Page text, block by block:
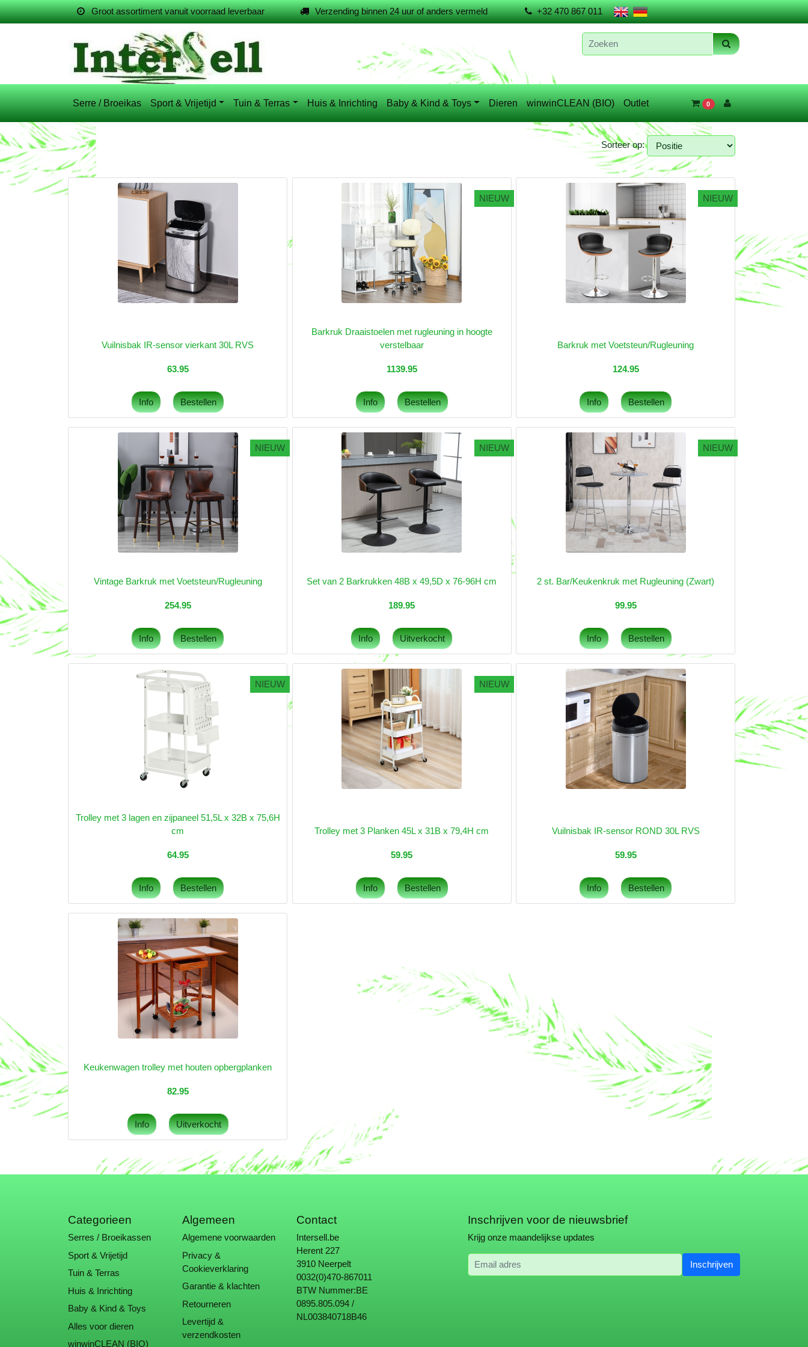
Groot assortiment vanuit voorraad leverbaar Verzending binnen 24 uur of anders vermeld +32 470 867 011
Serre / Broeikas Sport & Vrijetijd Tuin & Terras Huis & Inrichting Baby & Kind & Toys Dieren winwinCLEAN (BIO) Outlet 0
Sorteer op:
Vuilnisbak IR-sensor vierkant 30L RVS
63.95
NIEUW
Barkruk Draaistoelen met rugleuning in hoogte
verstelbaar
1139.95
NIEUW
Barkruk met Voetsteun/Rugleuning
124.95
NIEUW
Vintage Barkruk met Voetsteun/Rugleuning
254.95
NIEUW
Set van 2 Barkrukken 48B x 49,5D x 76-96H cm
189.95
NIEUW
2 st. Bar/Keukenkruk met Rugleuning (Zwart)
99.95
NIEUW
Trolley met 3 lagen en zijpaneel 51,5L x 32B x 75,6H
cm
64.95
NIEUW
Trolley met 3 Planken 45L x 31B x 79,4H cm
59.95
Vuilnisbak IR-sensor ROND 30L RVS
59.95
Keukenwagen trolley met houten opbergplanken
82.95
Categorieen
Serres / Broeikassen
Sport & Vrijetijd
Tuin & Terras
Huis & Inrichting
Baby & Kind & Toys
Alles voor dieren
winwinCLEAN (BIO)
Algemeen
Algemene voorwaarden
Privacy &
Cookieverklaring
Garantie & klachten
Retourneren
Levertijd &
verzendkosten
Contact
Intersell.be
Herent 227
3910 Neerpelt
0032(0)470-867011
BTW Nummer:BE
0895.805.094 /
NL003840718B46
Inschrijven voor de nieuwsbrief
Krijg onze maandelijkse updates
Email adres
Inschrijven